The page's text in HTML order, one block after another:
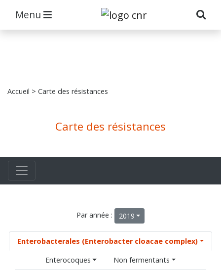
Menu
Accueil > Carte des résistances
Carte des résistances
Par année : 2019
Enterobacterales (Enterobacter cloacae complex)
Enterocoques
Non fermentants